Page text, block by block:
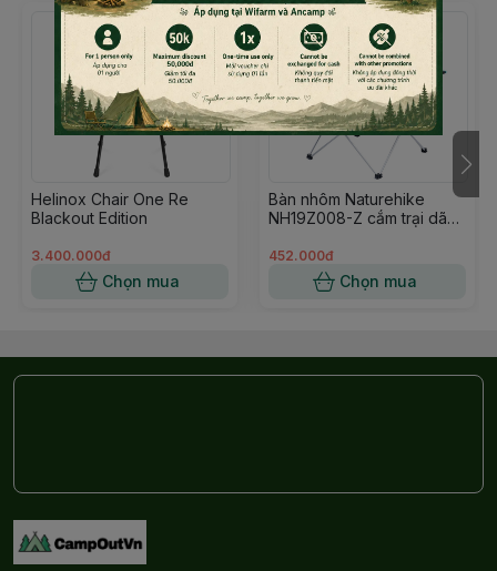
Kích thước sử dụng: 55 x 50 x 68cm
Helinox Chair One Re
Blackout Edition
3.400.000đ
Chọn mua
Bàn nhôm Naturehike
NH19Z008-Z cắm trại dã
đạp xe
452.000đ
Chọn mua